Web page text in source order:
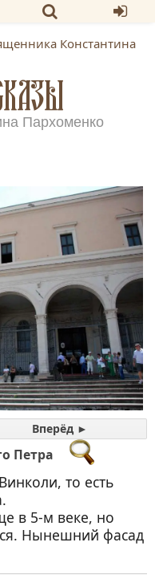
Константина
Пархоменко
Вперёд ►
Петра
то есть
в 5-м веке, но
Нынешний фасад